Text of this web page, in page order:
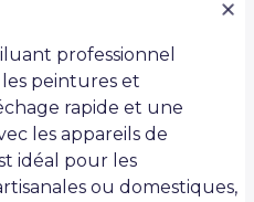
professionnel
peintures et
rapide et une
les appareils de
idéal pour les
ou domestiques,